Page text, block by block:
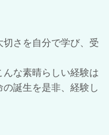
さを自分で学び、受
な素晴らしい経験は
誕生を是非、経験し